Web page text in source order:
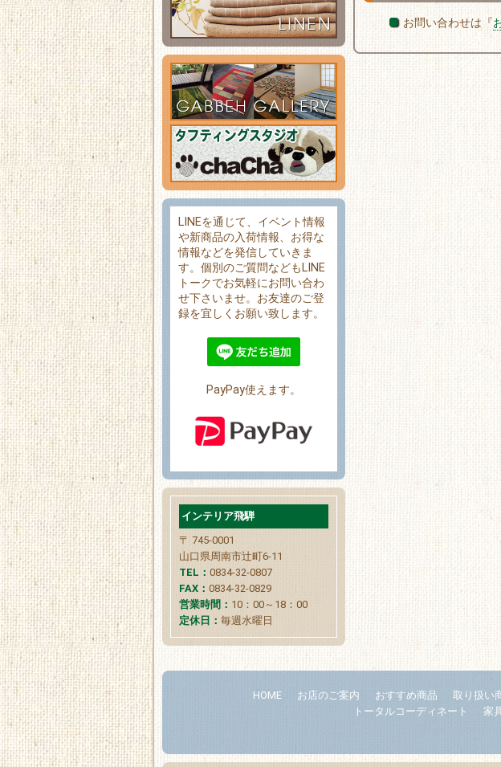
お問い合わせは『
LINEを通じて、イベント情報
や新商品の入荷情報、お得な
情報などを発信していきま
す。個別のご質問などもLINE
トークでお気軽にお問い合わ
せ下さいませ。お友達のご登
録を宜しくお願い致します。
PayPay使えます。
インテリア飛騨
〒 745-0001
山口県周南市辻町6-11
TEL： 0834-32-0807
FAX： 0834-32-0829
営業時間： 10：00～18：00
定休日： 毎週水曜日
HOME お店のご案内 おすすめ商品 取り扱い
トータルコーディネート
家